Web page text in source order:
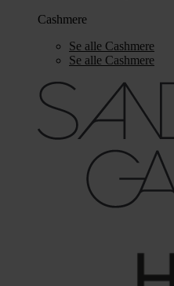
Cashmere
Se alle Cashmere
Se alle Cashmere